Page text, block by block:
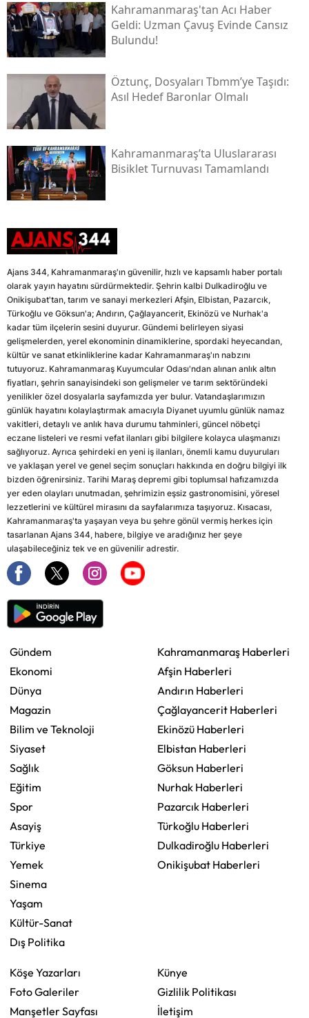
Kahramanmaraş'tan Acı Haber
Geldi: Uzman Çavuş Evinde Cansız
Bulundu!
Öztunç, Dosyaları Tbmm’ye Taşıdı:
Asıl Hedef Baronlar Olmalı
Kahramanmaraş’ta Uluslararası
Bisiklet Turnuvası Tamamlandı
Ajans 344, Kahramanmaraş'ın güvenilir, hızlı ve kapsamlı haber portalı
olarak yayın hayatını sürdürmektedir. Şehrin kalbi Dulkadiroğlu ve
Onikişubat'tan, tarım ve sanayi merkezleri Afşin, Elbistan, Pazarcık,
Türkoğlu ve Göksun'a; Andırın, Çağlayancerit, Ekinözü ve Nurhak'a
kadar tüm ilçelerin sesini duyurur. Gündemi belirleyen siyasi
gelişmelerden, yerel ekonominin dinamiklerine, spordaki heyecandan,
kültür ve sanat etkinliklerine kadar Kahramanmaraş'ın nabzını
tutuyoruz. Kahramanmaraş Kuyumcular Odası'ndan alınan anlık altın
fiyatları, şehrin sanayisindeki son gelişmeler ve tarım sektöründeki
yenilikler özel dosyalarla sayfamızda yer bulur. Vatandaşlarımızın
günlük hayatını kolaylaştırmak amacıyla Diyanet uyumlu günlük namaz
vakitleri, detaylı ve anlık hava durumu tahminleri, güncel nöbetçi
eczane listeleri ve resmi vefat ilanları gibi bilgilere kolayca ulaşmanızı
sağlıyoruz. Ayrıca şehirdeki en yeni iş ilanları, önemli kamu duyuruları
ve yaklaşan yerel ve genel seçim sonuçları hakkında en doğru bilgiyi ilk
bizden öğrenirsiniz. Tarihi Maraş depremi gibi toplumsal hafızamızda
yer eden olayları unutmadan, şehrimizin eşsiz gastronomisini, yöresel
lezzetlerini ve kültürel mirasını da sayfalarımıza taşıyoruz. Kısacası,
Kahramanmaraş'ta yaşayan veya bu şehre gönül vermiş herkes için
tasarlanan Ajans 344, habere, bilgiye ve aradığınız her şeye
ulaşabileceğiniz tek ve en güvenilir adrestir.
Gündem
Ekonomi
Dünya
Magazin
Bilim ve Teknoloji
Siyaset
Sağlık
Eğitim
Spor
Asayiş
Türkiye
Yemek
Sinema
Yaşam
Kültür-Sanat
Dış Politika
Kahramanmaraş Haberleri
Afşin Haberleri
Andırın Haberleri
Çağlayancerit Haberleri
Ekinözü Haberleri
Elbistan Haberleri
Göksun Haberleri
Nurhak Haberleri
Pazarcık Haberleri
Türkoğlu Haberleri
Dulkadiroğlu Haberleri
Onikişubat Haberleri
Köşe Yazarları
Foto Galeriler
Manşetler Sayfası
Künye
Gizlilik Politikası
İletişim